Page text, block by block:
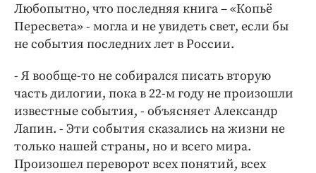
Любопытно, что последняя книга – «Копьё
Пересвета» - могла и не увидеть свет, если бы
не события последних лет в России.
- Я вообще-то не собирался писать вторую
часть дилогии, пока в 22-м году не произошли
известные события, - объясняет Александр
Лапин. - Эти события сказались на жизни не
только нашей страны, но и всего мира.
Произошел переворот всех понятий, всех